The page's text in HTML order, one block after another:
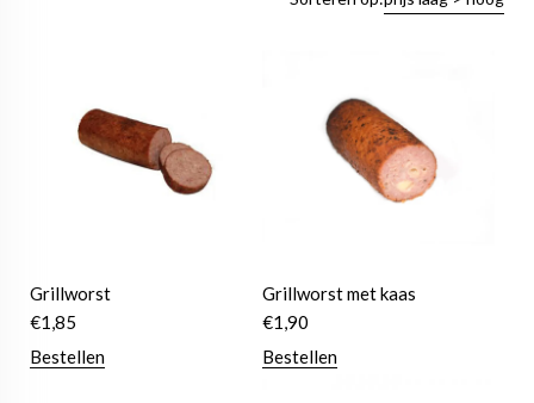
Grillworst
€1,85
Bestellen
Grillworst met kaas
€1,90
Bestellen